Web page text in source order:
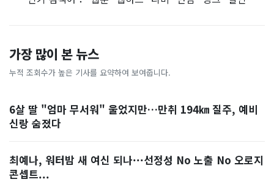
가장 많이 본 뉴스
누적 조회수가 높은 기사를 요약하여 보여줍니다.
6살 딸 "엄마 무서워" 울었지만…만취 194㎞ 질주, 예비
신랑 숨졌다
최예나, 워터밤 새 여신 되나···선정성 No 노출 No 오로지
콘셉트...